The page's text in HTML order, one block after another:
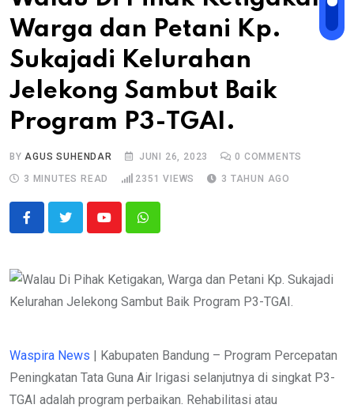
Warga dan Petani Kp.
Sukajadi Kelurahan
Jelekong Sambut Baik
Program P3-TGAI.
BYAGUS SUHENDAR JUNI 26, 2023 0 COMMENTS
3 MINUTES READ
2351 VIEWS 3 TAHUN AGO
YoutubeWhatsapp
Waspira News | Kabupaten Bandung – Program Percepatan
Peningkatan Tata Guna Air Irigasi selanjutnya di singkat P3-
TGAI adalah program perbaikan. Rehabilitasi atau